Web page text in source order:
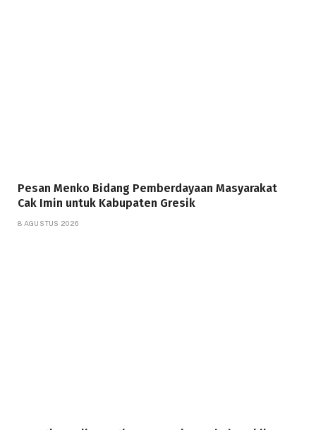
Pesan Menko Bidang Pemberdayaan Masyarakat
Cak Imin untuk Kabupaten Gresik
8 AGUSTUS 2026